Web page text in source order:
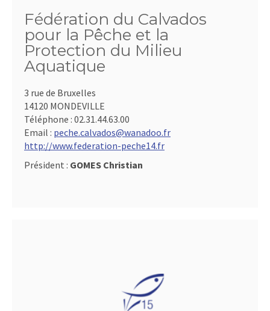
Fédération du Calvados
pour la Pêche et la
Protection du Milieu
Aquatique
3 rue de Bruxelles
14120 MONDEVILLE
Téléphone : 02.31.44.63.00
Email : peche.calvados@wanadoo.fr
http://www.federation-peche14.fr
Président : GOMES Christian